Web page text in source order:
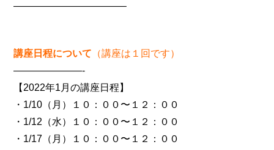
———————————–
講座日程について （講座は１回です）
———————-
【2022年1月の講座日程】
・1/10（月）１０：００〜１２：００
・1/12（水）１０：００〜１２：００
・1/17（月）１０：００〜１２：００